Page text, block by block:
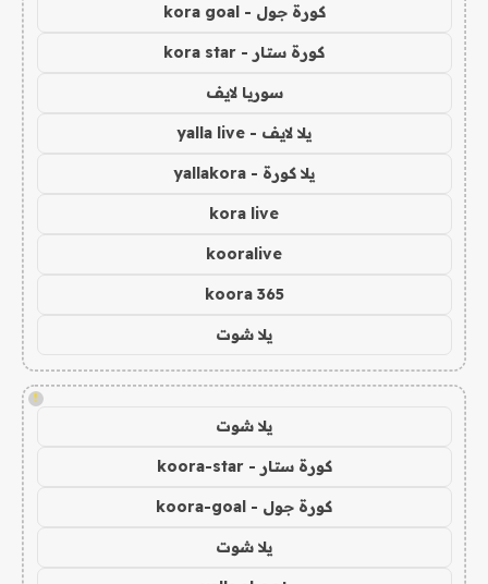
كورة جول - kora goal
كورة ستار - kora star
سوريا لايف
يلا لايف - yalla live
يلا كورة - yallakora
kora live
kooralive
koora 365
يلا شوت
!
يلا شوت
كورة ستار - koora-star
كورة جول - koora-goal
يلا شوت